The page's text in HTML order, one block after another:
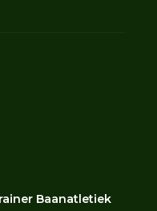
Baanatletiek